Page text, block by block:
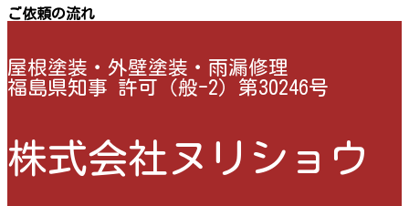
ご依頼の流れ
屋根塗装・外壁塗装・雨漏修理
福島県知事 許可（般-2）第30246号
株式会社ヌリショウ